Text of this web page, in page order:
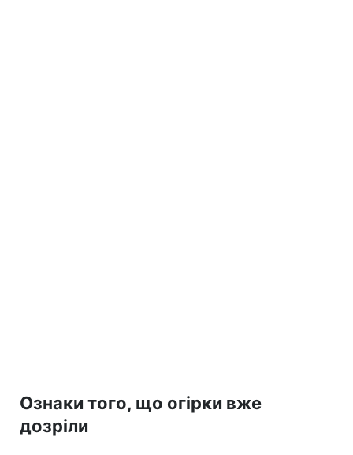
Ознаки того, що огірки вже
дозріли